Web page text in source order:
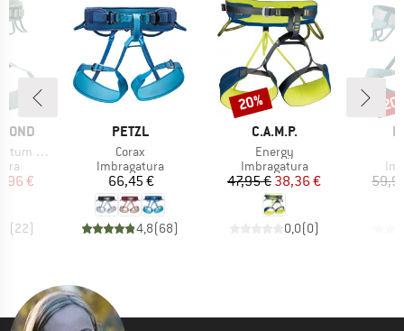
prodotti
ridotto
€
(22)
MARCHIO
PETZL
Articolo
Corax
Gruppo di prodotti
Imbragatura
Prezzo
66,45 €
4,8(68)
MARCHIO
C.A.M.P.
Articolo
Energy
Gruppo di prodotti
Imbragatura
Prezzo
47,95 € Prezzo ridotto
38,36 €
0,0(0)
Sconto
20%